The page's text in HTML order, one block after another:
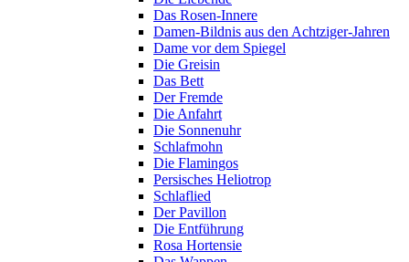
Das Rosen-Innere
Damen-Bildnis aus den Achtziger-Jahren
Dame vor dem Spiegel
Die Greisin
Das Bett
Der Fremde
Die Anfahrt
Die Sonnenuhr
Schlafmohn
Die Flamingos
Persisches Heliotrop
Schlaflied
Der Pavillon
Die Entführung
Rosa Hortensie